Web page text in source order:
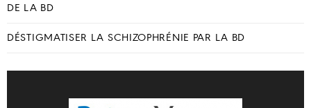
DE LA BD
DÉSTIGMATISER LA SCHIZOPHRÉNIE PAR LA BD